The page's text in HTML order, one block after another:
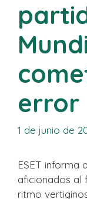
error
1 de junio de
ESET informa
aficionados al
ritmo